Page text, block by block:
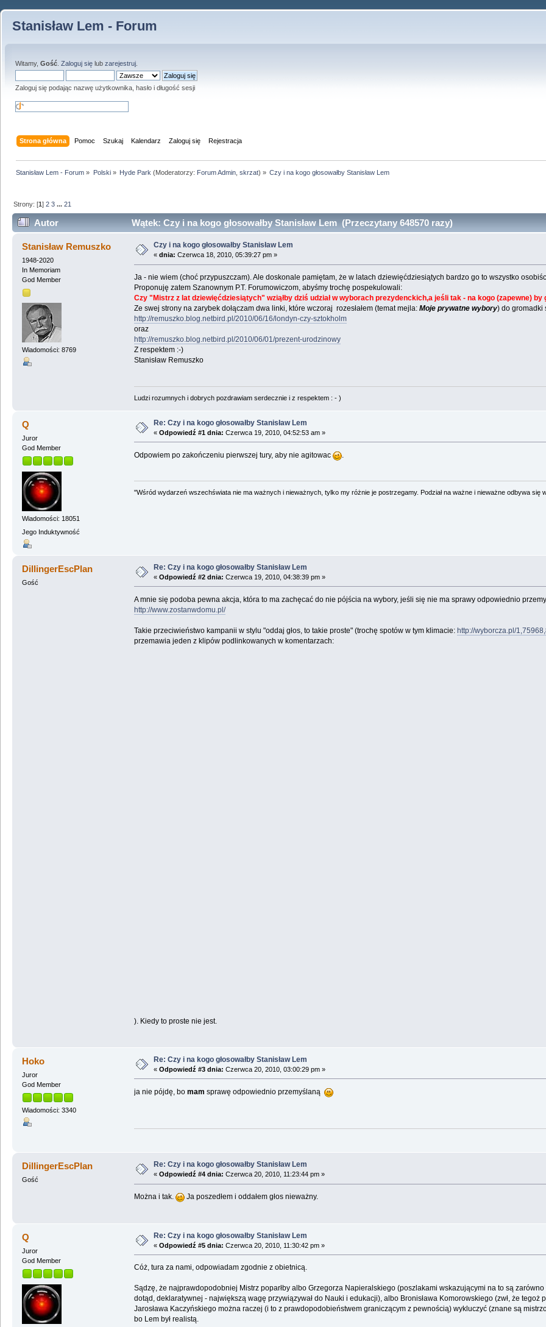
Stanisław Lem - Forum
Witamy, Gość Zaloguj się lub zarejestruj
Zaloguj się podając nazwę użytkownika, hasło i długość sesji
Strona główna Pomoc Szukaj Kalendarz Zaloguj się Rejestracja
Stanisław Lem - Forum » Polski» Hyde Park (Moderatorzy: Forum Admin, skrzat) » Czy i na kogo głosowałby Stanisław Lem
Strony: [1]2 3 ...21
Autor Wątek: Czy i na kogo głosowałby Stanisław Lem (Przeczytany 648570 razy)
Stanisław Remuszko
1948-2020
In Memoriam
God Member
Wiadomości: 8769
Czy i na kogo głosowałby Stanisław Lem
« dnia: Czerwca 18, 2010, 05:39:27 pm »
Ja - nie wiem (choć przypuszczam). Ale doskonale pamiętam, że w latach dziewięćdziesiątych bardzo go to wszystko
Proponuję zatem Szanownym P.T. Forumowiczom, abyśmy trochę pospekulowali:
Czy "Mistrz z lat dziewięćdziesiątych" wziąłby dziś udział w wyborach prezydenckich,a jeśli tak - na kogo (zapewne) by
Ze swej strony na zarybek dołączam dwa linki, które wczoraj rozesłałem (temat mejla: Moje prywatne wybory) do gromadki
http://remuszko.blog.netbird.pl/2010/06/16/londyn-czy-sztokholm
oraz
http://remuszko.blog.netbird.pl/2010/06/01/prezent-urodzinowy
Z respektem :-)
Stanisław Remuszko
Ludzi rozumnych i dobrych pozdrawiam serdecznie i z respektem : - )
Q
Juror
God Member
Wiadomości: 18051
Jego Induktywność
Re: Czy i na kogo głosowałby Stanisław Lem
« Odpowiedź #1 dnia: Czerwca 19, 2010, 04:52:53 am »
Odpowiem po zakończeniu pierwszej tury, aby nie agitowac .
"Wśród wydarzeń wszechświata nie ma ważnych i nieważnych, tylko my różnie je postrzegamy. Podział na ważne i nieważne odbywa się
DillingerEscPlan
Gość
Re: Czy i na kogo głosowałby Stanisław Lem
« Odpowiedź #2 dnia: Czerwca 19, 2010, 04:38:39 pm »
A mnie się podoba pewna akcja, która to ma zachęcać do nie pójścia na wybory, jeśli się nie ma sprawy odpowiednio
http://www.zostanwdomu.pl/
Takie przeciwieństwo kampanii w stylu "oddaj głos, to takie proste" (trochę spotów w tym klimacie: http://wyborcza.pl/
przemawia jeden z klipów podlinkowanych w komentarzach:
). Kiedy to proste nie jest.
Hoko
Juror
God Member
Wiadomości: 3340
Re: Czy i na kogo głosowałby Stanisław Lem
« Odpowiedź #3 dnia: Czerwca 20, 2010, 03:00:29 pm »
ja nie pójdę, bo mam sprawę odpowiednio przemyślaną
DillingerEscPlan
Gość
Re: Czy i na kogo głosowałby Stanisław Lem
« Odpowiedź #4 dnia: Czerwca 20, 2010, 11:23:44 pm »
Można i tak. Ja poszedłem i oddałem głos nieważny.
Q
Juror
God Member
Re: Czy i na kogo głosowałby Stanisław Lem
« Odpowiedź #5 dnia: Czerwca 20, 2010, 11:30:42 pm »
Cóż, tura za nami, odpowiadam zgodnie z obietnicą.
Sądzę, że najprawdopodobniej Mistrz poparłby albo Grzegorza Napieralskiego (poszlakami wskazującymi na to są
dotąd, deklaratywnej - największą wagę przywiązywał do Nauki i edukacji), albo Bronisława Komorowskiego (zwł, że
Jarosława Kaczyńskiego można raczej (i to z prawdopodobieństwem graniczącym z pewnością) wykluczyć (znane są
bo Lem był realistą.